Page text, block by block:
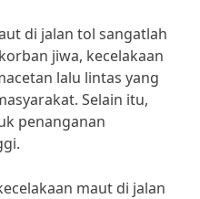
di jalan tol sangatlah
jiwa, kecelakaan
lalu lintas yang
Selain itu,
penanganan
maut di jalan